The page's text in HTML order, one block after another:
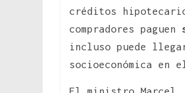
créditos
compradores paguen
incluso puede
socioeconómica en